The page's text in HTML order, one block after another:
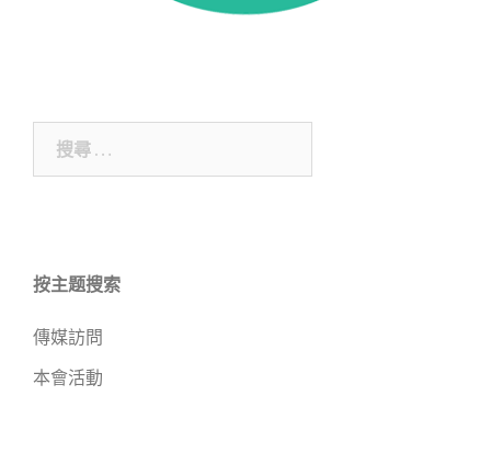
按主题搜索
傳媒訪問
本會活動